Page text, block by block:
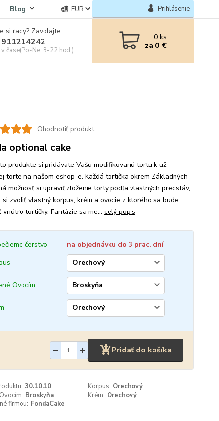
Blog EUR Prihlásenie
si rady? Zavolajte.
čase(Po-Ne, 8-22 hod.)
0ks
za 0 €
Ohodnotiť produkt
optional cake
produkte si pridávate Vašu modifikovanú tortu k už
torte na našom eshop-e. Každá tortička okrem Základných
možnosť si upraviť zloženie torty podľa vlastných predstáv,
si zvoliť vlastný korpus, krém a ovocie z ktorého sa bude
vnútro tortičky. Fantázie sa me... celý popis
čerstvo
na objednávku do 3 prac. dní
Ovocím
Pridať do košíka
30.10.10 Korpus: Orechový
Broskyňa Krém: Orechový
firmou: FondaCake